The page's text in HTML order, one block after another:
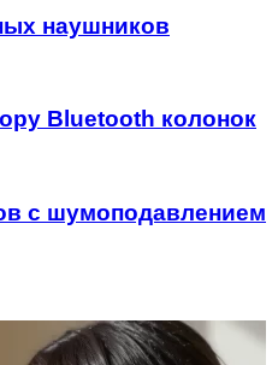
наушников
Bluetooth колонок
с шумоподавлением